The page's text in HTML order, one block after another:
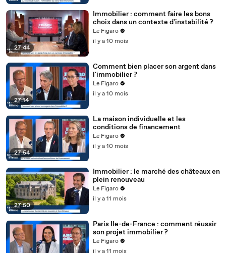
27:44
Immobilier : comment faire les bons
choix dans un contexte d'instabilité ?
Le Figaro
il y a 10 mois
27:14
Comment bien placer son argent dans
l'immobilier ?
Le Figaro
il y a 10 mois
27:54
La maison individuelle et les
conditions de financement
Le Figaro
il y a 10 mois
27:50
Immobilier : le marché des châteaux en
plein renouveau
Le Figaro
il y a 11 mois
Paris Ile-de-France : comment réussir
son projet immobilier ?
Le Figaro